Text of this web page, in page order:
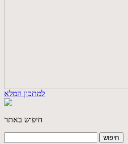
למתכון המלא
חיפוש באתר